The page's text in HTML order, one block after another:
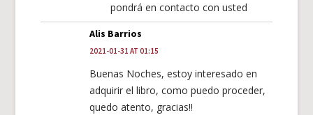
pondrá en contacto con usted
Alis Barrios
2021-01-31 AT 01:15
Buenas Noches, estoy interesado en
adquirir el libro, como puedo proceder,
quedo atento, gracias!!